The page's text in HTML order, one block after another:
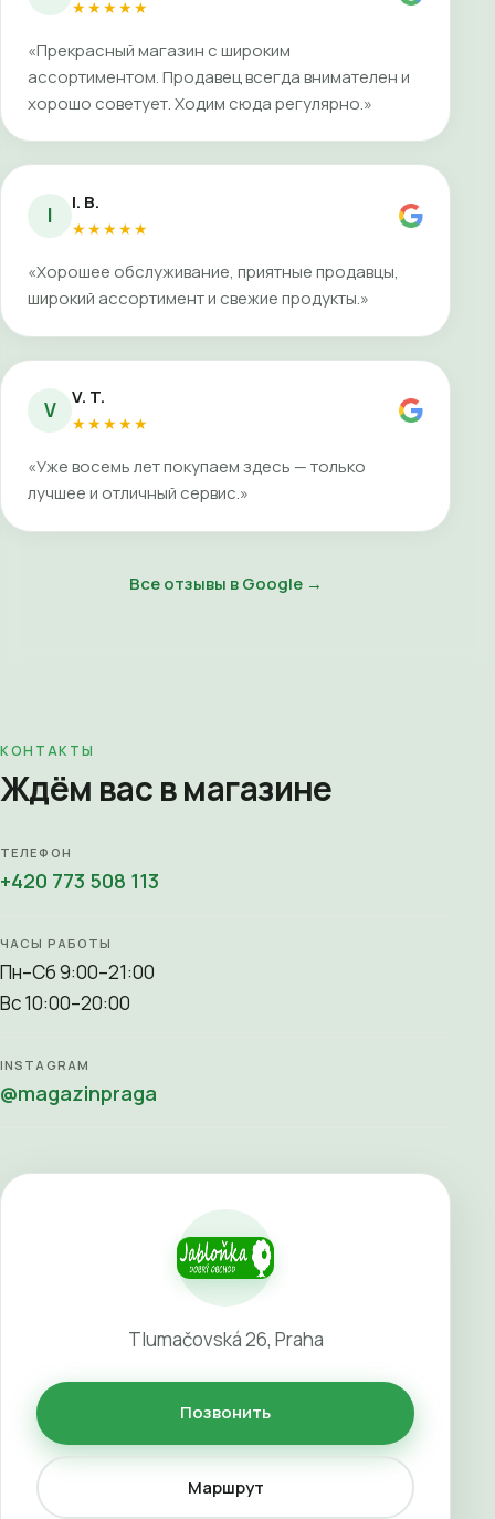
★★★★★
«Прекрасный магазин с широким
ассортиментом. Продавец всегда внимателен и
хорошо советует. Ходим сюда регулярно.»
I I. B.
★★★★★
«Хорошее обслуживание, приятные продавцы,
широкий ассортимент и свежие продукты.»
V V. T.
★★★★★
«Уже восемь лет покупаем здесь — только
лучшее и отличный сервис.»
Все отзывы в Google →
КОНТАКТЫ
Ждём вас в магазине
ТЕЛЕФОН
+420 773 508 113
ЧАСЫ РАБОТЫ
Пн–Сб 9:00–21:00
Вс 10:00–20:00
INSTAGRAM
@magazinpraga
Tlumačovská 26, Praha
Позвонить
Маршрут